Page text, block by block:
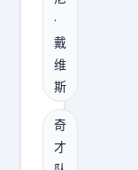
，
那
我
就
必
须
约
呢
？
原
因
如
下
·
戴
维
斯
奇
才